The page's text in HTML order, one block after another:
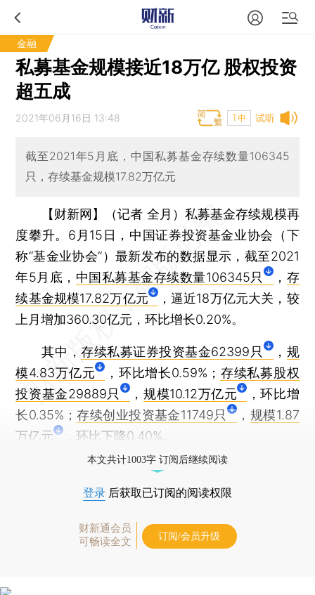
金融
私募基金规模接近18万亿 股权投资
超五成
试听
2021年06月16日 13:48 T中
截至2021年5月底，中国私募基金存续数量106345
只，存续基金规模17.82万亿元
【财新网】（记者 全月） 私募基金存续规模再
度攀升。6月15日，中国证券投资基金业协会（下
称“基金业协会”）最新发布的数据显示，截至2021
年5月底， 中国私募基金存续数量106345只 ， 存
续基金规模17.82万亿元
，逼近18万亿元大关，较
上月增加360.30亿元，环比增长0.20%。
其中，存续私募证券投资基金62399只 ， 规
模4.83万亿元
，环比增长0.59%； 存续私募股权
投资基金29889只
， 规模10.12万亿元
，环比增
长0.35%； 存续创业投资基金11749只 ， 规模1.87
万亿元
，环比下降0.40%。
本文共计1003字 订阅后继续阅读
登录 后获取已订阅的阅读权限
财新通会员
可畅读全文
订阅/会员升级